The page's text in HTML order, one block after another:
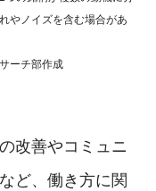
やノイズを含む場合があ
ーチ部作成
改善やコミュニ
ど、働き方に関